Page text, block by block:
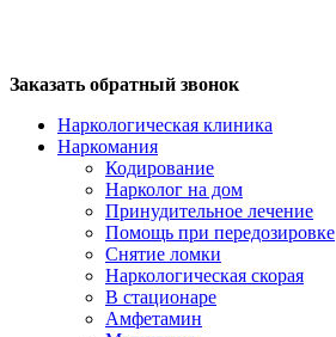
Заказать обратный звонок
Наркологическая клиника
Наркомания
Кодирование
Нарколог на дом
Принудительное лечение
Помощь при передозировке
Снятие ломки
Наркологическая скорая
В стационаре
Амфетамин